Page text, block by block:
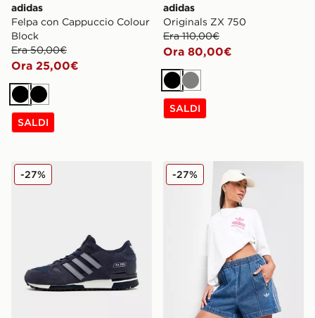
adidas
Felpa con Cappuccio Colour
Block
Era 50,00€
Ora 25,00€
NeroNero
SALDI
adidas
Originals ZX 750
Era 110,00€
Ora 80,00€
NeroGrigio
SALDI
adidas Originals ZX 750
-27% adidas Originals
-27%